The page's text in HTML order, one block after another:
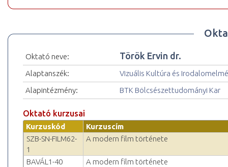
Oktató neve: Török Ervin dr.
Alaptanszék:
Vizuális Kultúra és
Alapintézmény:
BTK Bölcsészettudományi Kar
Oktató kurzusai
Kurzuskód
Kurzuscím
SZB-SN-FILM62-
1
A modern film története
BAVÁL1-40
A modern film története